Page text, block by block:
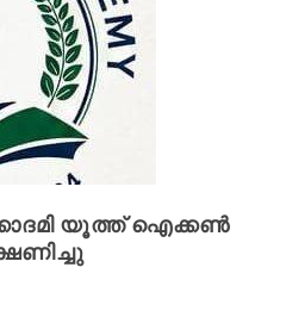
യൂത്ത് ഐക്കൺ